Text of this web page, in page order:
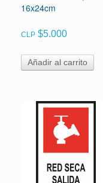
16x24cm
CLP $5.000
Añadir al carrito